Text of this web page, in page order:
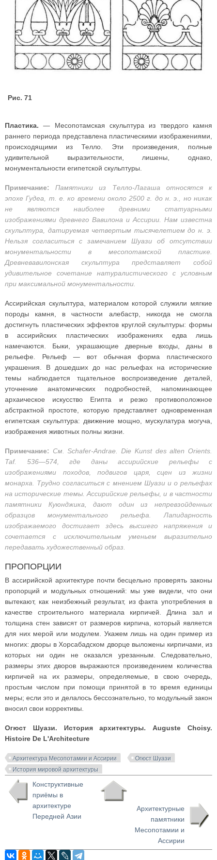
Рис. 71
Пластика. — Месопотамская скульптура из твердого камня
раннего периода представлена пластическими изображениями,
происходящими из Телло. Эти произведения, полные
удивительной выразительности, лишены, однако,
монументальности египетской скульптуры.
Примечание:
Памятники из Телло-Лагаша относятся к
эпохе Гудеа, т. е. ко времени около 2500 г. до н. э., но никак
не являются наиболее древними статуарными
изображениями древнего Вавилона и Ассирии. Нам известна
скульптура, датируемая четвертым тысячелетием до н. э.
Нельзя согласиться с замечанием Шуази об отсутствии
монументальности в месопотамской пластике.
Древневавилонская скульптура представляет собой
удивительное сочетание натуралистического с условным
при максимальной монументальности.
Ассирийская скульптура, материалом которой служили мягкие
породы камня, в частности алебастр, никогда не смогла
достигнуть пластических эффектов круглой скульптуры: формы
в ассирийских пластических изображениях едва лишь
намечаются. Быки, украшающие дверные входы, даны в
рельефе. Рельеф — вот обычная форма пластического
украшения. В дошедших до нас рельефах на исторические
темы наблюдается тщательное воспроизведение деталей,
уточнение анатомических подробностей, напоминающее
архаическое искусство Египта и резко противоположное
абстрактной простоте, которую представляет одновременная
египетская скульптура: движение мощно, мускулатура могуча,
изображения животных полны жизни.
Примечание: См. Schafer-Andrae. Die Kunst des alten Orients.
Taf. 536—574, где даны ассирийские рельефы с
изображениями походов, подвигов царя, сцен из жизни
монарха. Трудно согласиться с мнением Шуази и о рельефах
на исторические темы. Ассирийские рельефы, и в частности
памятники Куюнджика, дают один из непревзойденных
образцов монументального рельефа. Лапидарность
изображаемого достигает здесь высшего напряжения и
сочетается с исключительным уменьем выразительно
передавать художественный образ.
ПРОПОРЦИИ
В ассирийской архитектуре почти бесцельно проверять законы
пропорций и модульных отношений: мы уже видели, что они
вытекают, как неизбежный результат, из факта употребления в
качестве строительного материала кирпичей. Длина зал и
толщина стен зависят от размеров кирпича, который является
для них мерой или модулем. Укажем лишь на один пример из
многих: дворы в Хорсабадском дворце выложены кирпичами, из
которых ни один не оказался урезанным. Следовательно,
размеры этих дворов выражаются произведением количества
кирпичей на их размеры, определяемые, в свою очередь,
простым числом при помощи принятой в то время единицы
меры; если это и делалось бессознательно, то модульный закон
вносил свои коррективы.
Огюст Шуази. История архитектуры. Auguste Choisy.
Histoire De L'Architecture
Архитектура Месопотамии и Ассирии
Огюст Шуази
История мировой архитектуры
Конструктивные
приёмы в
архитектуре
Передней Азии
Архитектурные
памятники
Месопотамии и
Ассирии